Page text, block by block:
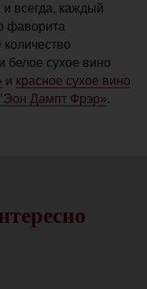
и всегда, каждый
фаворита
белое сухое вино
и красное сухое вино
Дампт Фрэр».